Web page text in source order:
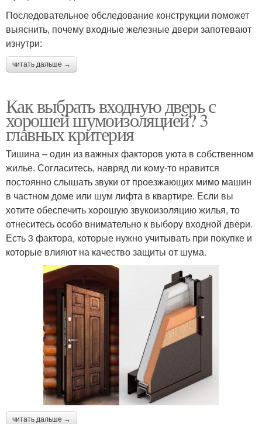
Последовательное обследование конструкции поможет
выяснить, почему входные железные двери запотевают
изнутри:
читать дальше →
Как выбрать входную дверь с
хорошей шумоизоляцией? 3
главных критерия
Тишина – один из важных факторов уюта в собственном
жилье. Согласитесь, навряд ли кому-то нравится
постоянно слышать звуки от проезжающих мимо машин
в частном доме или шум лифта в квартире. Если вы
хотите обеспечить хорошую звукоизоляцию жилья, то
отнеситесь особо внимательно к выбору входной двери.
Есть 3 фактора, которые нужно учитывать при покупке и
которые влияют на качество защиты от шума.
читать дальше →